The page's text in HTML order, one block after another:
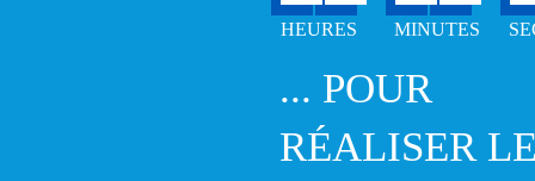
... POUR
RÉALISER